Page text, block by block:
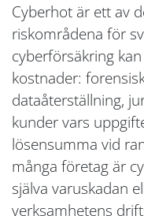
Cyberhot är ett av
riskområdena för
cyberförsäkring
kostnader:
dataåterställning,
kunder vars
lösensumma vid
många företag är
själva varuskadan
verksamhetens